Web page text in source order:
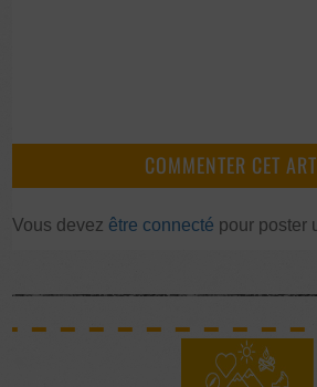
COMMENTER CET
Vous devez être connecté pour poster